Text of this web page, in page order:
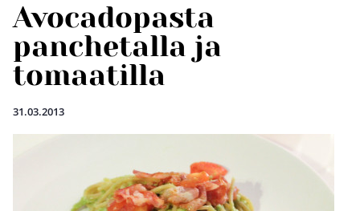
Avocadopasta
panchetalla ja
tomaatilla
31.03.2013